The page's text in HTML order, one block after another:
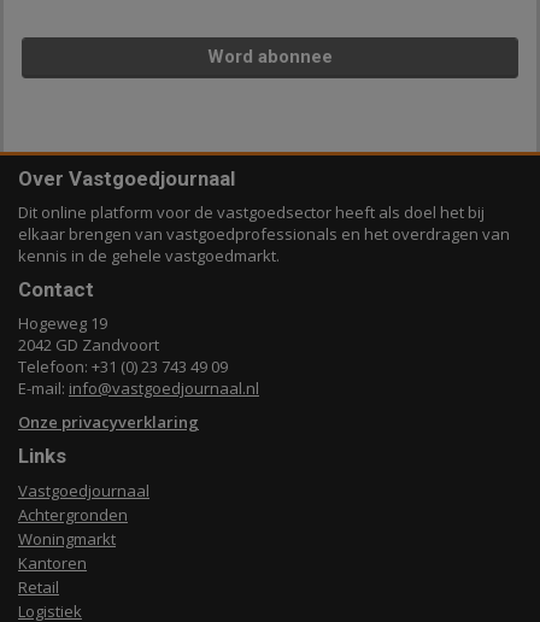
Word abonnee
Over Vastgoedjournaal
Dit online platform voor de vastgoedsector heeft als doel het bij
elkaar brengen van vastgoedprofessionals en het overdragen van
kennis in de gehele vastgoedmarkt.
Contact
Hogeweg 19
2042 GD Zandvoort
Telefoon: +31 (0) 23 743 49 09
E-mail: info@vastgoedjournaal.nl
Onze privacyverklaring
Links
Vastgoedjournaal
Achtergronden
Woningmarkt
Kantoren
Retail
Logistiek